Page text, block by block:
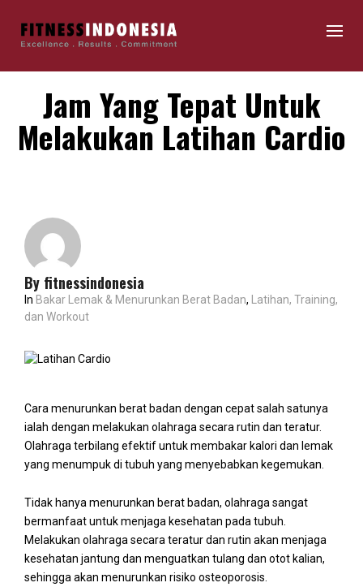
Jam Yang Tepat Untuk
Melakukan Latihan Cardio
By fitnessindonesia
In Bakar Lemak & Menurunkan Berat Badan,
Latihan, Training,
dan Workout
Cara menurunkan berat badan dengan cepat salah satunya
ialah dengan melakukan olahraga secara rutin dan teratur.
Olahraga terbilang efektif untuk membakar kalori dan lemak
yang menumpuk di tubuh yang menyebabkan kegemukan.
Tidak hanya menurunkan berat badan, olahraga sangat
bermanfaat untuk menjaga kesehatan pada tubuh.
Melakukan olahraga secara teratur dan rutin akan menjaga
kesehatan jantung dan menguatkan tulang dan otot kalian,
sehingga akan menurunkan risiko osteoporosis.